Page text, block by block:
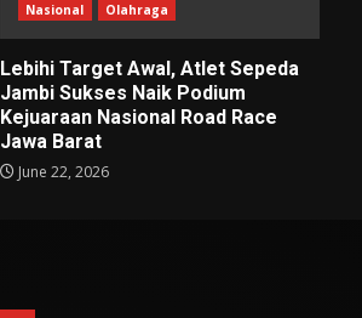
Nasional Olahraga
Lebihi Target Awal, Atlet Sepeda
Jambi Sukses Naik Podium
Kejuaraan Nasional Road Race
Jawa Barat
June 22, 2026